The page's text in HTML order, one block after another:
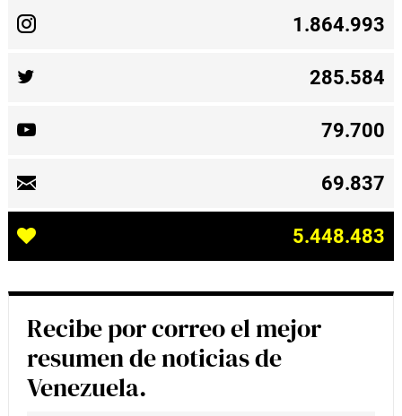
1.864.993
285.584
79.700
69.837
5.448.483
Recibe por correo el mejor
resumen de noticias de
Venezuela.